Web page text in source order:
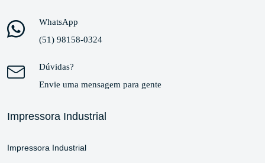
WhatsApp
(51) 98158-0324
Dúvidas?
Envie uma mensagem para gente
Impressora Industrial
Impressora Industrial